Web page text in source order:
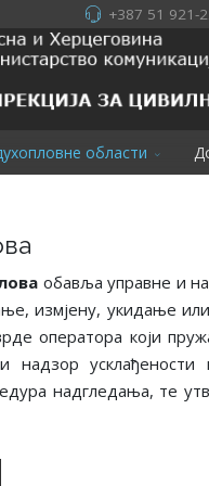
+387 51 921-
области
обавља управне и
измјену, укидање
оператора који
надзор
надгледања, те